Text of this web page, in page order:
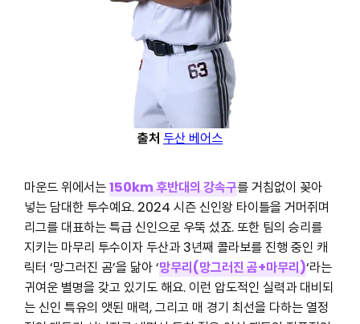
출처 두산 베어스
마운드 위에서는150km 후반대의 강속구를 거침없이 꽂아
넣는 담대한 투수예요. 2024 시즌 신인왕 타이틀을 거머쥐며
리그를 대표하는 특급 신인으로 우뚝 섰죠. 또한 팀의 승리를
지키는 마무리 투수이자 두산과 3년째 콜라보를 진행 중인 캐
릭터 ‘망그러진 곰’을 닮아 ‘망무리(망그러진 곰+마무리)‘라는
귀여운 별명을 갖고 있기도 해요. 이런 압도적인 실력과 대비되
는 신인 특유의 앳된 매력, 그리고 매 경기 최선을 다하는 열정